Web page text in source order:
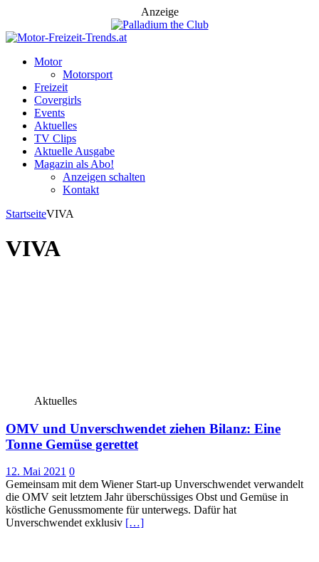
Anzeige
Motor
Motorsport
Freizeit
Covergirls
Events
Aktuelles
TV Clips
Aktuelle Ausgabe
Magazin als Abo!
Anzeigen schalten
Kontakt
StartseiteVIVA
VIVA
Aktuelles
OMV und Unverschwendet ziehen Bilanz: Eine
Tonne Gemüse gerettet
12. Mai 2021 0
Gemeinsam mit dem Wiener Start-up Unverschwendet verwandelt
die OMV seit letztem Jahr überschüssiges Obst und Gemüse in
köstliche Genussmomente für unterwegs. Dafür hat
Unverschwendet exklusiv […]